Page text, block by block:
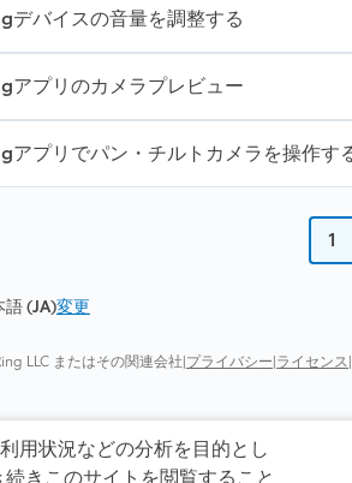
デバイスの音量を調整する
アプリのカメラプレビュー
アプリでパン・チルトカメラを操作す
1
語 (JA)変更
LLC またはその関連会社|プライバシー|ライセンス|
用状況などの分析を目的とし
きこのサイトを閲覧すること